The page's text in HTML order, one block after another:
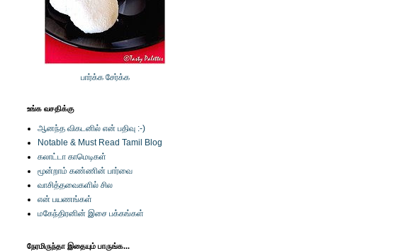
பார்க்க சேர்க்க
உங்க வசதிக்கு
ஆனந்த விகடனில் என் பதிவு :-)
Notable & Must Read Tamil Blog
கலாட்டா காமெடிகள்
மூன்றாம் கண்ணின் பார்வை
வாசித்தவைகளில் சில
என் பயணங்கள்
மகேந்திரனின் இசை பக்கங்கள்
நேரமிருந்தா இதையும் பாருங்க...